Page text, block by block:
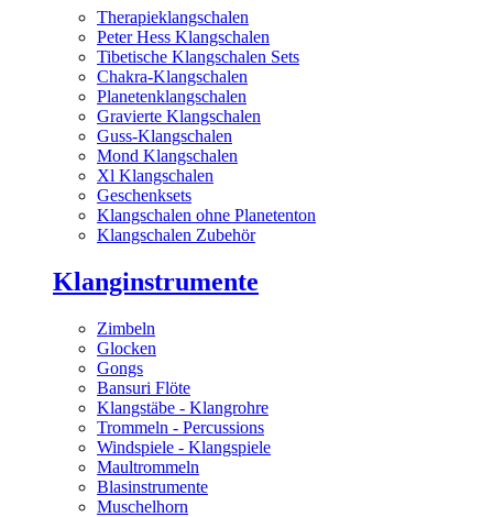
Therapieklangschalen
Peter Hess Klangschalen
Tibetische Klangschalen Sets
Chakra-Klangschalen
Planetenklangschalen
Gravierte Klangschalen
Guss-Klangschalen
Mond Klangschalen
Xl Klangschalen
Geschenksets
Klangschalen ohne Planetenton
Klangschalen Zubehör
Klanginstrumente
Zimbeln
Glocken
Gongs
Bansuri Flöte
Klangstäbe - Klangrohre
Trommeln - Percussions
Windspiele - Klangspiele
Maultrommeln
Blasinstrumente
Muschelhorn